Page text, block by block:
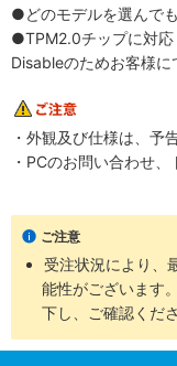
●どのモデルを選んで
●TPM2.0チップに対
Disableのためお客様に
・外観及び仕様は、予
・PCのお問い合わせ
ご注意
受注状況により、
能性がございます
下し、ご確認くださ